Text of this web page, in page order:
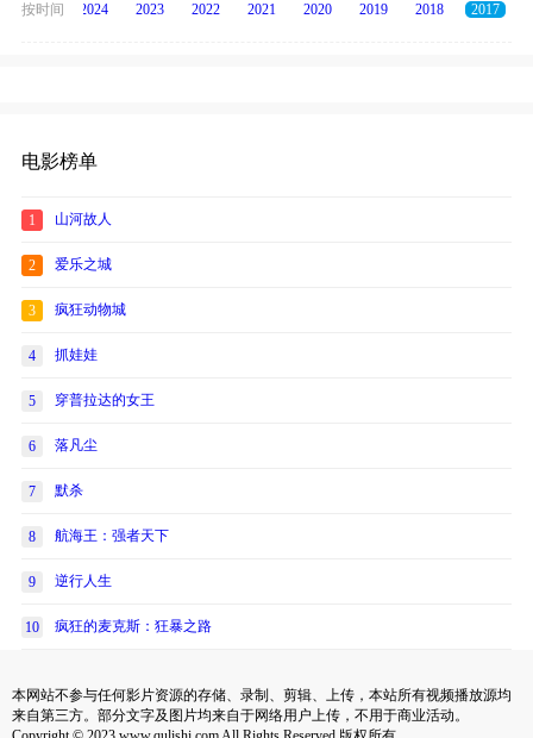
按时间
2025 2024 2023 2022 2021 2020 2019 2018 2017
电影榜单
1 山河故人
2 爱乐之城
3 疯狂动物城
4 抓娃娃
5 穿普拉达的女王
6 落凡尘
7 默杀
8 航海王：强者天下
9 逆行人生
10 疯狂的麦克斯：狂暴之路
本网站不参与任何影片资源的存储、录制、剪辑、上传，本站所有视频播放源均
来自第三方。部分文字及图片均来自于网络用户上传，不用于商业活动。